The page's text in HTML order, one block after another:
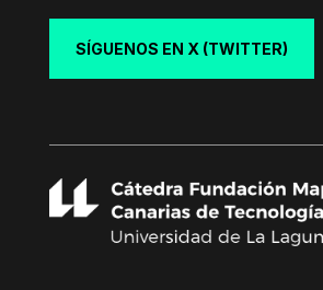
SÍGUENOS EN X (TWITTER)